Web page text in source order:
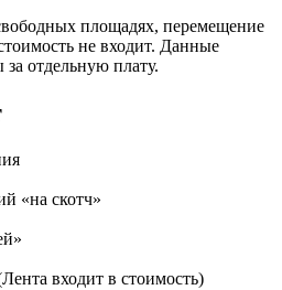
площадях, перемещение
не входит. Данные
отдельную плату.
«на скотч»
входит в стоимость)